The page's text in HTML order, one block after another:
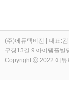
(주)에듀텍비전 | 대표:
무장13길 9 아이템플빌
Copyright ⓒ 2022 에듀